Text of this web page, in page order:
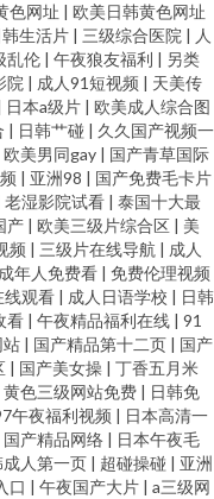
色网址 | 欧美日韩黄色网址
生活片 | 三级综合医院 | 人
乱伦 | 午夜狼友福利 | 另类
院 | 成人91短视频 | 天美传
日本a级片 | 欧美成人综合图
| 日韩艹碰 | 久久国产视频一
欧美男同gay | 国产青草国际
| 亚洲98 | 国产免费毛卡片
老湿影院试看 | 泰国十大最
产 | 欧美三级片综合区 | 美
频 | 三级片在线导航 | 成人
成年人免费看 | 免费伦理视频
线观看 | 成人日语学校 | 日韩
看 | 午夜精品福利在线 | 91
站 | 国产精品第十二页 | 国产
| 国产美女操 | 丁香五月米
黄色三级网站免费 | 日韩免
午夜福利视频 | 日本高清一
国产精品网络 | 日本午夜毛
成人第一页 | 超碰操碰 | 亚洲
口 | 午夜国产大片 | a三级网